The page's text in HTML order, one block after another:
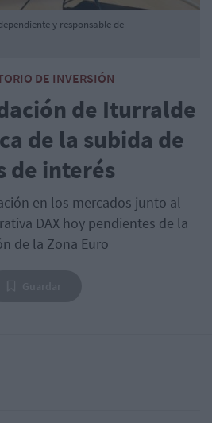
DE INVERSIÓN
de Iturralde
de la subida de
de interés
en los mercados junto al
DAX hoy pendientes de la
de la Zona Euro
y responsable de